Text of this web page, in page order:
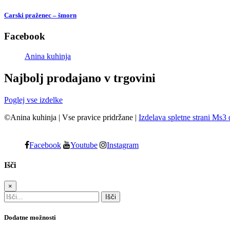
Carski praženec – šmorn
Facebook
Anina kuhinja
Najbolj prodajano v trgovini
Poglej vse izdelke
©Anina kuhinja | Vse pravice pridržane | Izdelava spletne strani Ms3
Facebook Youtube Instagram
Išči
×
Dodatne možnosti